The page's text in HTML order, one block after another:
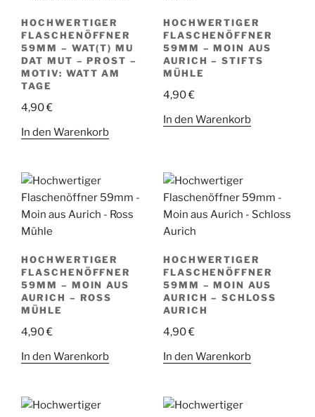
HOCHWERTIGER
FLASCHENÖFFNER
59MM – WAT(T) MU
DAT MUT – PROST –
MOTIV: WATT AM
TAGE
4,90€
In den Warenkorb
HOCHWERTIGER
FLASCHENÖFFNER
59MM – MOIN AUS
AURICH – STIFTS
MÜHLE
4,90€
In den Warenkorb
HOCHWERTIGER
FLASCHENÖFFNER
59MM – MOIN AUS
AURICH – ROSS
MÜHLE
4,90€
In den Warenkorb
HOCHWERTIGER
FLASCHENÖFFNER
59MM – MOIN AUS
AURICH – SCHLOSS
AURICH
4,90€
In den Warenkorb